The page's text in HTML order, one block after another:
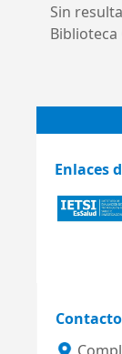
Sin
Biblioteca
Enlaces
Contacto